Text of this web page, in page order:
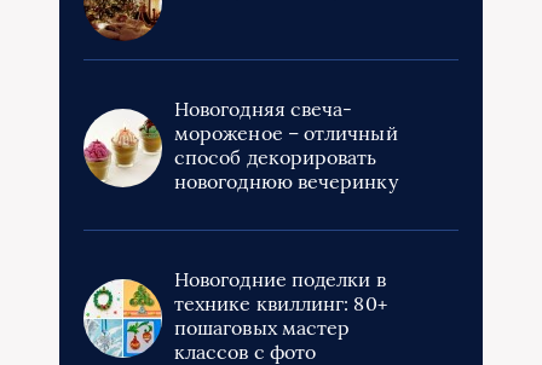
Новогодняя свеча-
мороженое – отличный
способ декорировать
новогоднюю вечеринку
Новогодние поделки в
технике квиллинг: 80+
пошаговых мастер
классов с фото